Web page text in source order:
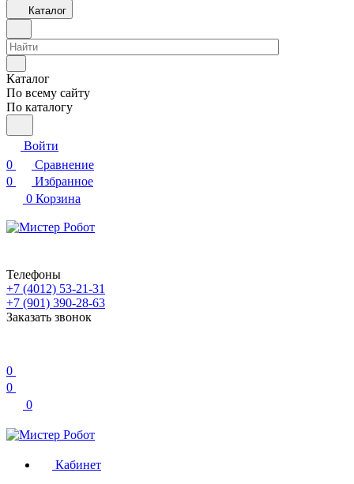
Каталог
Каталог
По всему сайту
По каталогу
Войти
0
Сравнение
0
Избранное
0 Корзина
Телефоны
+7 (4012) 53-21-31
+7 (901) 390-28-63
Заказать звонок
0
0
0
Кабинет